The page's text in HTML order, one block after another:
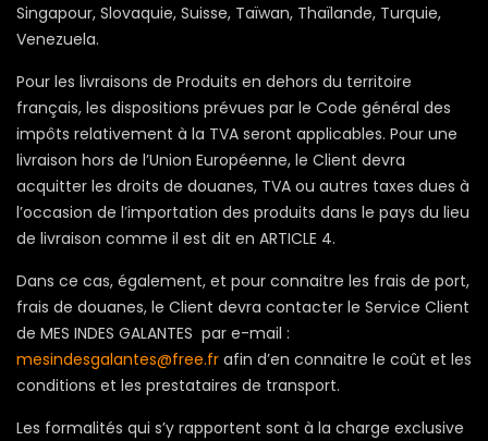
Singapour, Slovaquie, Suisse, Taïwan, Thaïlande, Turquie,
Venezuela.
Pour les livraisons de Produits en dehors du territoire
français, les dispositions prévues par le Code général des
impôts relativement à la TVA seront applicables. Pour une
livraison hors de l’Union Européenne, le Client devra
acquitter les droits de douanes, TVA ou autres taxes dues à
l’occasion de l’importation des produits dans le pays du lieu
de livraison comme il est dit en ARTICLE 4.
Dans ce cas, également, et pour connaitre les frais de port,
frais de douanes, le Client devra contacter le Service Client
de MES INDES GALANTES par e-mail :
mesindesgalantes@free.fr afin d’en connaitre le coût et les
conditions et les prestataires de transport.
Les formalités qui s’y rapportent sont à la charge exclusive